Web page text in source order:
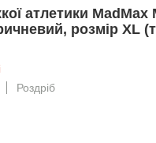
атлетики MadMax
розмір XL
Роздріб